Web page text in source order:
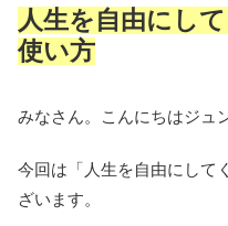
人生を自由にし
使い方
みなさん。こんにちはジュ
今回は「人生を自由にして
ざいます。